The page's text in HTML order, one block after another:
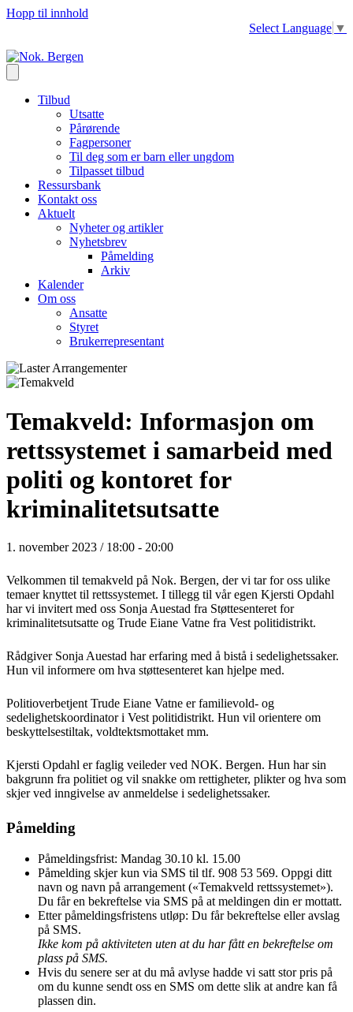
Hopp til innhold
Select Language ▼
Tilbud
Utsatte
Pårørende
Fagpersoner
Til deg som er barn eller ungdom
Tilpasset tilbud
Ressursbank
Kontakt oss
Aktuelt
Nyheter og artikler
Nyhetsbrev
Påmelding
Arkiv
Kalender
Om oss
Ansatte
Styret
Brukerrepresentant
Temakveld: Informasjon om
rettssystemet i samarbeid med
politi og kontoret for
kriminalitetsutsatte
1. november 2023 / 18:00 - 20:00
Velkommen til temakveld på Nok. Bergen, der vi tar for oss ulike
temaer knyttet til rettssystemet. I tillegg til vår egen Kjersti Opdahl
har vi invitert med oss Sonja Auestad fra Støttesenteret for
kriminalitetsutsatte og Trude Eiane Vatne fra Vest politidistrikt.
Rådgiver Sonja Auestad har erfaring med å bistå i sedelighetssaker.
Hun vil informere om hva støttesenteret kan hjelpe med.
Politioverbetjent Trude Eiane Vatne er familievold- og
sedelighetskoordinator i Vest politidistrikt. Hun vil orientere om
beskyttelsestiltak, voldtektsmottaket mm.
Kjersti Opdahl er faglig veileder ved NOK. Bergen. Hun har sin
bakgrunn fra politiet og vil snakke om rettigheter, plikter og hva som
skjer ved inngivelse av anmeldelse i sedelighetssaker.
Påmelding
Påmeldingsfrist: Mandag 30.10 kl. 15.00
Påmelding skjer kun via SMS til tlf. 908 53 569. Oppgi ditt
navn og navn på arrangement («Temakveld rettssystemet»).
Du får en bekreftelse via SMS på at meldingen din er mottatt.
Etter påmeldingsfristens utløp: Du får bekreftelse eller avslag
på SMS.
Ikke kom på aktiviteten uten at du har fått en bekreftelse om
plass på SMS.
Hvis du senere ser at du må avlyse hadde vi satt stor pris på
om du kunne sendt oss en SMS om dette slik at andre kan få
plassen din.